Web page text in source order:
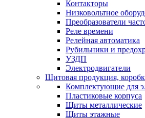
Контакторы
Низковольтное
Преобразователи
Реле времени
Релейная автоматика
Рубильники и
УЗДП
Электродвигатели
Щитовая продукция,
Комплектующие для
Пластиковые корпуса
Щиты металлические
Щиты этажные